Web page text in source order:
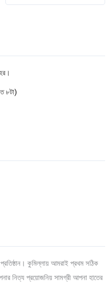
তেল
৮টা)
কুমিল্লায় আমরাই প্রথম সঠিক
নিত্য প্রয়োজনিয় সামগ্রী আপনা হাতের